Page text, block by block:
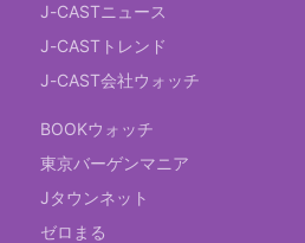
J-CASTニュース
J-CASTトレンド
J-CAST会社ウォッチ
BOOKウォッチ
東京バーゲンマニア
Jタウンネット
ゼロまる